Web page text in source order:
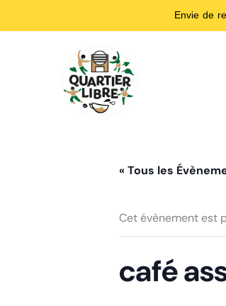
Envie de
« Tous les
Cet évènement est
café